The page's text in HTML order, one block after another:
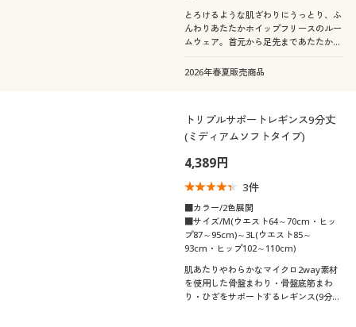
とろけるような肌ざわりにうっとり、ふ
んわりあたたかホイップフリースのルー
ムウェア。首元から足先まであたたかな
から、一日中快適に過ごせます。ふっく
2026年春夏販売商品
トリプルサポートレギンス9分丈
(ミディアムソフトタイプ)
4,389円
3件
■カラー/2色展開
■サイズ/M(ウエスト64～70cm・ヒッ
プ87～95cm)～3L(ウエスト85～
93cm・ヒップ102～110cm)
肌あたりやわらかなマイクロ2way素材
を使用した骨盤まわり・骨盤底筋まわ
り・ひざをサポートするレギンス(9分